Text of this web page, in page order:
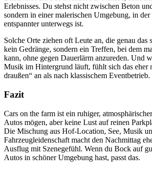
Erlebnisses. Du stehst nicht zwischen Beton
sondern in einer malerischen Umgebung, in der
entspannter unterwegs ist.
Solche Orte ziehen oft Leute an, die genau das
kein Gedränge, sondern ein Treffen, bei dem
kann, ohne gegen Dauerlärm anzureden. Und
Musik im Hintergrund läuft, fühlt sich das eher
draußen“ an als nach klassischem Eventbetrieb.
Fazit
Cars on the farm ist ein ruhiger,
Autos mögen, aber keine Lust auf reinen
Die Mischung aus Hof-Location, See, Musik
Fahrzeugleidenschaft macht den Nachmittag
Ausflug mit Szenegefühl. Wenn du Bock auf
Autos in schöner Umgebung hast, passt das.